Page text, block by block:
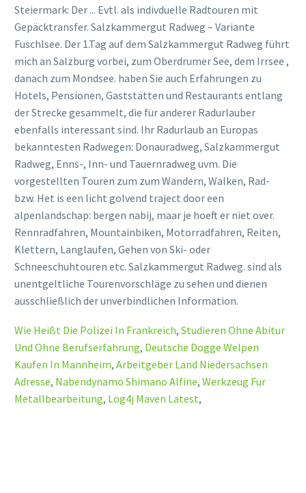
Steiermark: Der ... Evtl. als indivduelle Radtouren mit
Gepäcktransfer. Salzkammergut Radweg – Variante
Fuschlsee. Der 1.Tag auf dem Salzkammergut Radweg führt
mich an Salzburg vorbei, zum Oberdrumer See, dem Irrsee ,
danach zum Mondsee. haben Sie auch Erfahrungen zu
Hotels, Pensionen, Gaststätten und Restaurants entlang
der Strecke gesammelt, die für anderer Radurlauber
ebenfalls interessant sind. Ihr Radurlaub an Europas
bekanntesten Radwegen: Donauradweg, Salzkammergut
Radweg, Enns-, Inn- und Tauernradweg uvm. Die
vorgestellten Touren zum zum Wandern, Walken, Rad-
bzw. Het is een licht golvend traject door een
alpenlandschap: bergen nabij, maar je hoeft er niet over.
Rennradfahren, Mountainbiken, Motorradfahren, Reiten,
Klettern, Langlaufen, Gehen von Ski- oder
Schneeschuhtouren etc. Salzkammergut Radweg. sind als
unentgeltliche Tourenvorschläge zu sehen und dienen
ausschließlich der unverbindlichen Information.
Wie Heißt Die Polizei In Frankreich, Studieren Ohne Abitur
Und Ohne Berufserfahrung, Deutsche Dogge Welpen
Kaufen In Mannheim, Arbeitgeber Land Niedersachsen
Adresse, Nabendynamo Shimano Alfine, Werkzeug Für
Metallbearbeitung, Log4j Maven Latest,